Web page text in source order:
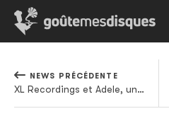
NEWS PRÉCÉDENTE
XL Recordings et Adele, une industrie qui ne connait pas la crise